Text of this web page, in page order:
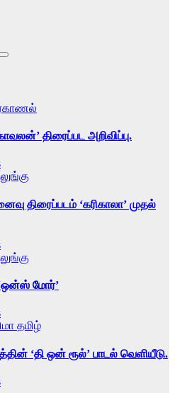
திரைப்பட அறிவிப்பு.
திரைப்படம் ‘கரிகாலா’ முதல்
மோர்’
தமிழ்
‘தி ஒன் ரூல்’ பாடல் வெளியீடு.